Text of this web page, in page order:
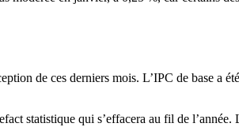
de ces derniers mois. L’IPC de base a
statistique qui s’effacera au fil de